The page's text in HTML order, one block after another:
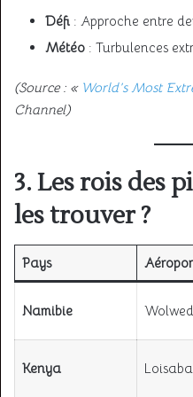
Défi : Approche entre
Météo : Turbulences
(Source : « World’s Most
Channel)
3. Les rois des
les trouver ?
Pays
Namibie
Kenya Loisaba